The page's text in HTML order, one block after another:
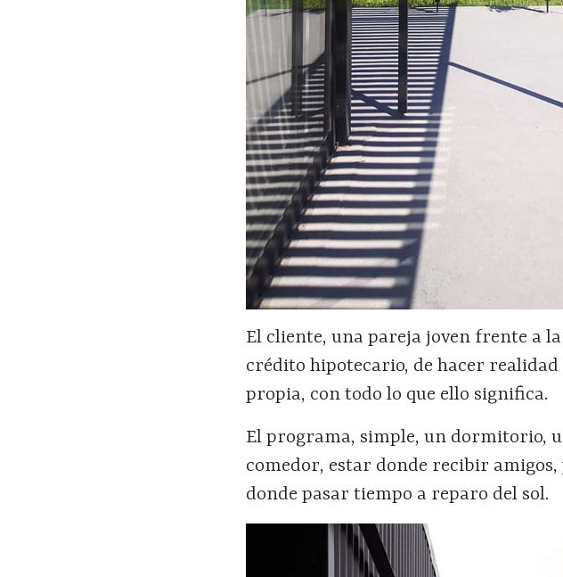
El cliente, una pareja joven frente a
crédito hipotecario, de hacer
propia, con todo lo que ello significa.
El programa, simple, un dormitorio,
comedor, estar donde recibir
donde pasar tiempo a reparo del sol.